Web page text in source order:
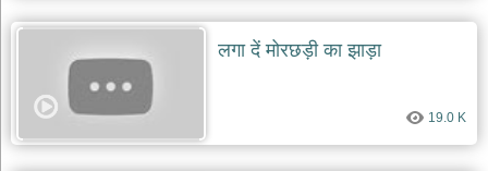
dadi
लाल
दयाल
भजन
लगा दें मोरछड़ी का झाड़ा
19.0 K